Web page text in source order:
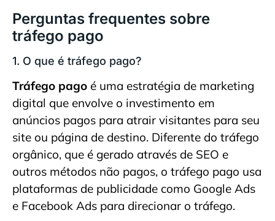
Perguntas frequentes sobre
tráfego pago
1. O que é tráfego pago?
Tráfego pago é uma estratégia de marketing
digital que envolve o investimento em
anúncios pagos para atrair visitantes para seu
site ou página de destino. Diferente do tráfego
orgânico, que é gerado através de SEO e
outros métodos não pagos, o tráfego pago usa
plataformas de publicidade como Google Ads
e Facebook Ads para direcionar o tráfego.